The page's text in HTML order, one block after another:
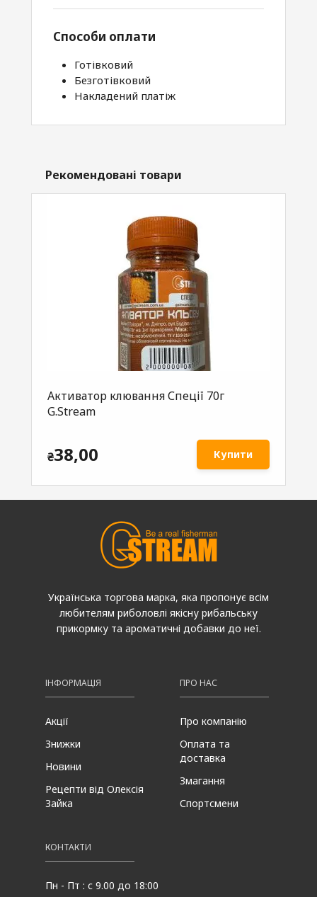
Способи оплати
Готівковий
Безготівковий
Накладений платіж
Рекомендовані товари
Активатор клювання Спеції 70г
G.Stream
₴38,00 Купити
Українська торгова марка, яка пропонує всім
любителям риболовлі якісну рибальську
прикормку та ароматичні добавки до неї.
ІНФОРМАЦІЯ
Акції
Знижки
Новини
Рецепти від Олексія
Зайка
ПРО НАС
Про компанію
Оплата та
доставка
Змагання
Спортсмени
КОНТАКТИ
Пн - Пт : с 9.00 до 18:00